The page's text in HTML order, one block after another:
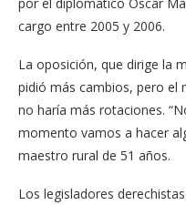
cargo entre 2005 y 2006.
La oposición, que dirige la
pidió más cambios, pero el
no haría más rotaciones.
momento vamos a hacer
maestro rural de 51 años.
Los legisladores